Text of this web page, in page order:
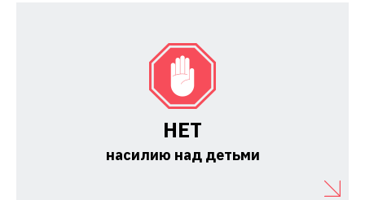
НЕТ
насилию над детьми